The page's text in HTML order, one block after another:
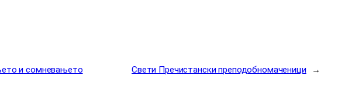
и сомневањето Свети Пречистански преподобномаченици →